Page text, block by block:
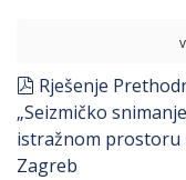
pdf
Rješenje
„Seizmičko
istražnom prostoru
Zagreb